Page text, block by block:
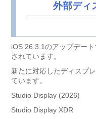
外部ディ
iOS 26.3.1のアップデート
されています。
新たに対応したディスプ
ています。
Studio Display (2026)
Studio Display XDR